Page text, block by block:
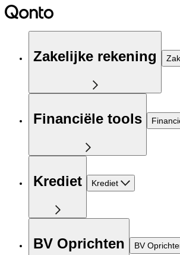
Zakelijke rekening
Financiële tools
Krediet Krediet
BV Oprichten BV